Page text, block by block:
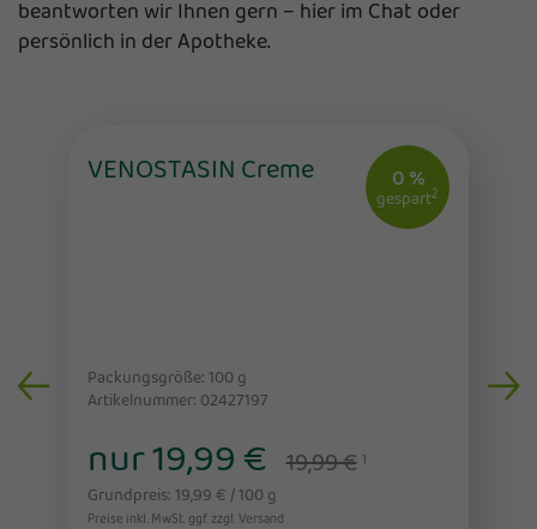
beantworten wir Ihnen gern – hier im Chat oder
persönlich in der Apotheke.
0 %
gespart2
VENOSTASIN Creme
Packungsgröße: 100 g
Artikelnummer: 02427197
nur 19,99 € 19,99 € 1
Grundpreis: 19,99 € / 100 g
Preise inkl. MwSt. ggf. zzgl. Versand